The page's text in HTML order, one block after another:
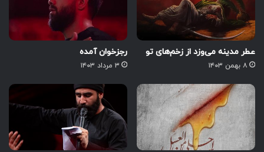
عطر مدینه می‌وزد از زخم‌های تو
۸ بهمن ۱۴۰۳
رجزخوان آمده
۳ مرداد ۱۴۰۳